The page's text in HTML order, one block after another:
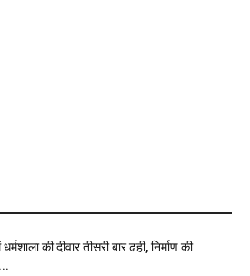
की दीवार तीसरी बार ढही, निर्माण की